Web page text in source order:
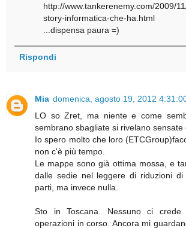
http://www.tankerenemy.com/2009/
story-informatica-che-ha.html
...dispensa paura =)
Rispondi
Mia domenica, agosto 19, 2012
LO so Zret, ma niente e come
sembrano sbagliate si rivelano sensate
Io spero molto che loro
non c'è più tempo.
Le mappe sono già ottima mossa, e
dalle sedie nel leggere di riduzioni
parti, ma invece nulla.
Sto in Toscana. Nessuno ci crede
operazioni in corso. Ancora mi